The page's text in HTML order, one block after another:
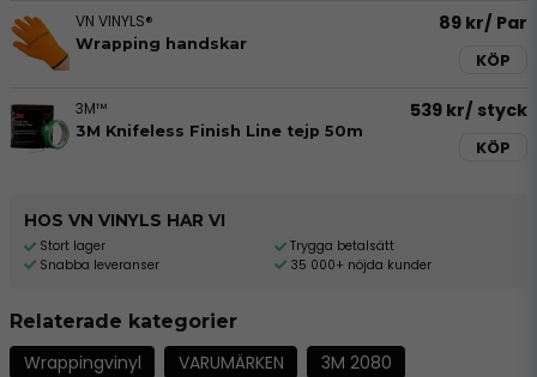
VN VINYLS®
Wrapping handskar
89 kr/ Par
KÖP
3M™
3M Knifeless Finish Line tejp 50m
539 kr/ styck
KÖP
HOS VN VINYLS HAR VI
Stort lager
Snabba leveranser
Trygga betalsätt
35 000+ nöjda kunder
Relaterade kategorier
Wrappingvinyl VARUMÄRKEN 3M 2080